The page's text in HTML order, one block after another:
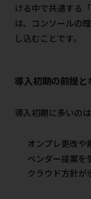
ける中で共通する
は、コンソールの
し込むことです。
導入初期の前提と
導入初期に多いの
オンプレ更改や
ベンダー提案を
クラウド方針が